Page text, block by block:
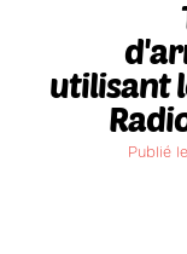
utilisant
Publié